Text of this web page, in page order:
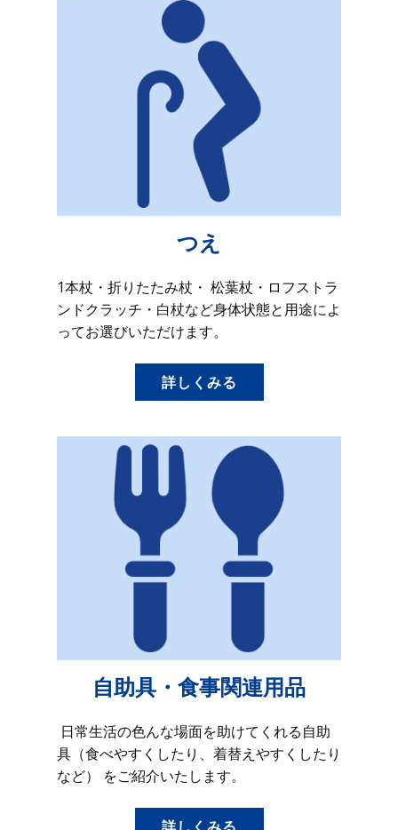
つえ
1本杖・折りたたみ杖・ 松葉杖・ロフストラ
ンドクラッチ・白杖など身体状態と用途によ
ってお選びいただけます。
詳しくみる
自助具・食事関連用品
日常生活の色んな場面を助けてくれる自助
具（食べやすくしたり、着替えやすくしたり
など） をご紹介いたします。